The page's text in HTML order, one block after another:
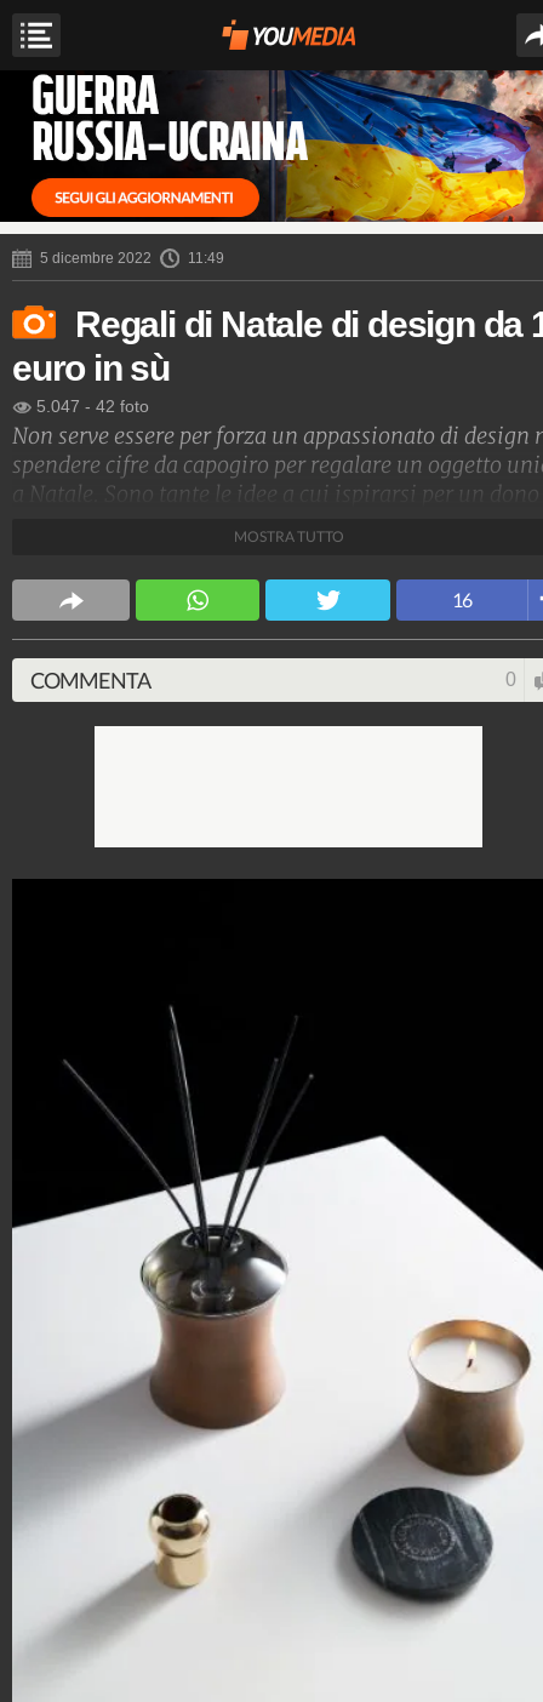
5 dicembre 2022 11:49
Regali di Natale di design da
euro in sù
5.047 - 42 foto
Non serve essere per forza un appassionato di design
spendere cifre da capogiro per regalare un oggetto
a Natale. Sono tante le idee a cui ispirarsi per un dono
Stile e trend
1.515.152.002 1.957 video 138.074 foto
MOSTRA TUTTO
16
COMMENTA 0